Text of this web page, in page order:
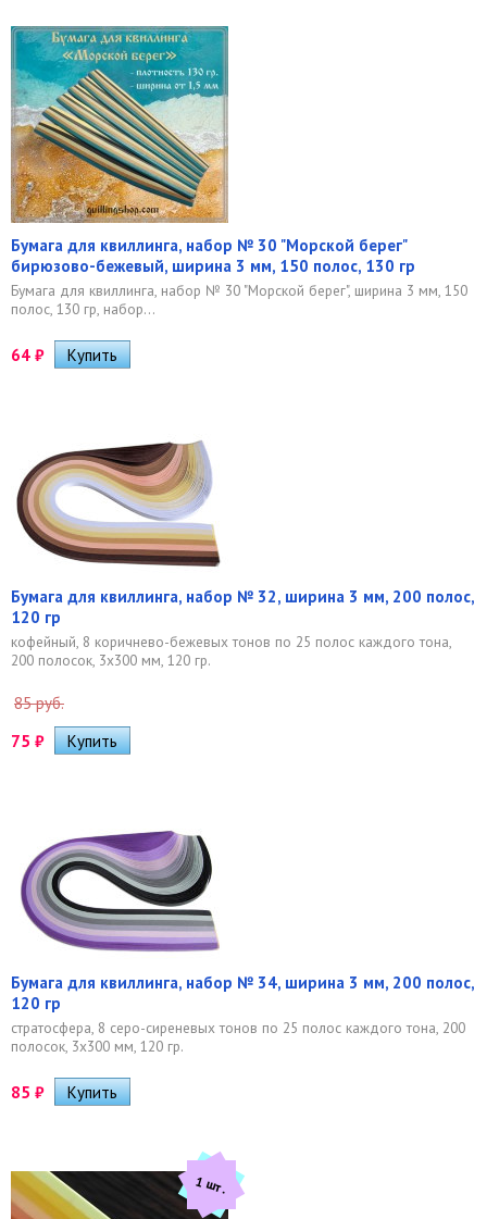
Бумага для квиллинга, набор № 30 "Морской берег"
бирюзово-бежевый, ширина 3 мм, 150 полос, 130 гр
Бумага для квиллинга, набор № 30 "Морской берег", ширина 3 мм, 150
полос, 130 гр, набор...
64 ₽
Бумага для квиллинга, набор № 32, ширина 3 мм, 200 полос,
120 гр
кофейный, 8 коричнево-бежевых тонов по 25 полос каждого тона,
200 полосок, 3х300 мм, 120 гр.
85 руб.
75 ₽
Бумага для квиллинга, набор № 34, ширина 3 мм, 200 полос,
120 гр
стратосфера, 8 серо-сиреневых тонов по 25 полос каждого тона, 200
полосок, 3х300 мм, 120 гр.
85 ₽
1 шт.